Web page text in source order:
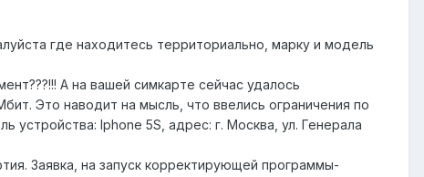
где находитесь территориально, марку и модель
А на вашей симкарте сейчас удалось
Это наводит на мысль, что ввелись ограничения по
устройства: Iphone 5S, адрес: г. Москва, ул. Генерала
Заявка, на запуск корректирующей программы-